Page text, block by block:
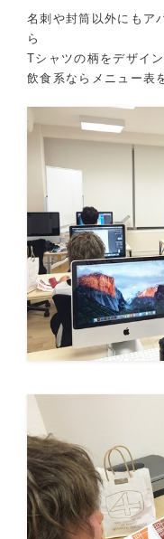
名刺や封筒以外にもア
ら
Tシャツの柄をデザイン
飲食系ならメニュー表